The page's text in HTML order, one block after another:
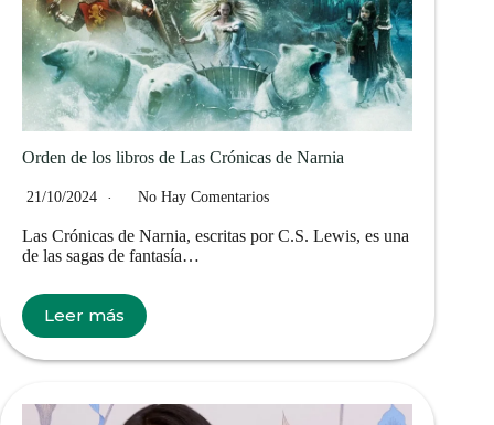
Orden de los libros de Las Crónicas de Narnia
21/10/2024 No Hay Comentarios
Las Crónicas de Narnia, escritas por C.S. Lewis, es una
de las sagas de fantasía…
Leer más